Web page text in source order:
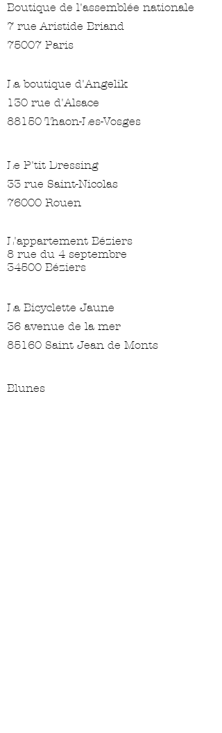
Boutique de l'assemblée nationale
7 rue Aristide Briand
75007 Paris
La boutique d'Angelik
130 rue d'Alsace
88150 Thaon-Les-Vosges
Le P'tit Dressing
33 rue Saint-Nicolas
76000 Rouen
L'appartement Béziers
8 rue du 4 septembre
34500 Béziers
La Bicyclette Jaune
36 avenue de la mer
85160 Saint Jean de Monts
Blunes